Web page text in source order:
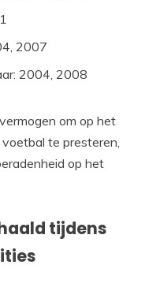
2007
2004, 2008
om op het
te presteren,
op het
tijdens